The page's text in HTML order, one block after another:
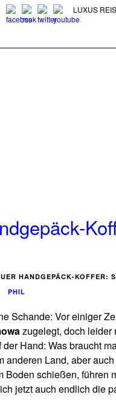
LUXUS
HANDGEPÄCK-KOFFER:
PHIL
Schande: Vor einiger
zugelegt, doch leider
Hand: Was braucht
anderen Land, aber
schießen, führen
jetzt auch endlich die